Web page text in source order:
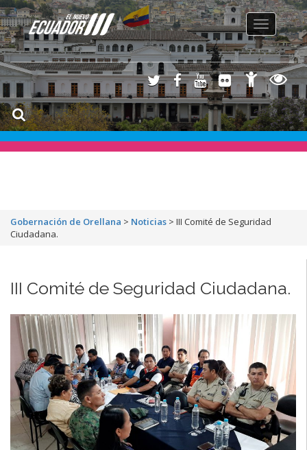
Toggle
navigation
Gobernación de Orellana > Noticias > III Comité de Seguridad
Ciudadana.
III Comité de Seguridad Ciudadana.